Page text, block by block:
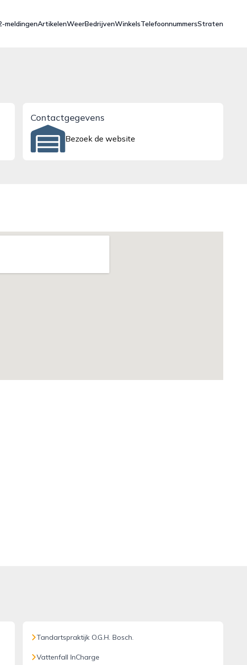
meldingenArtikelenWeerBedrijvenWinkelsTelefoonnummersStraten
Contactgegevens
Bezoek de website
Tandartspraktijk O.G.H. Bosch.
Vattenfall InCharge